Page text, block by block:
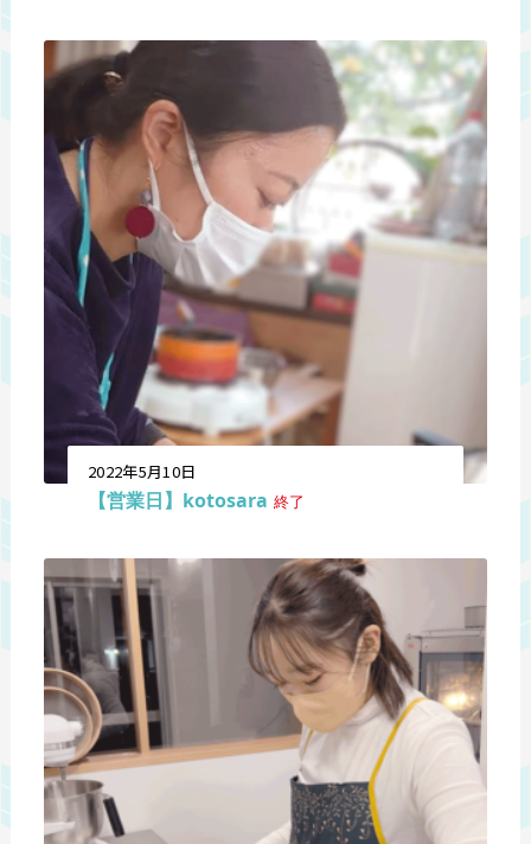
2022年5月10日
【営業日】kotosara 終了